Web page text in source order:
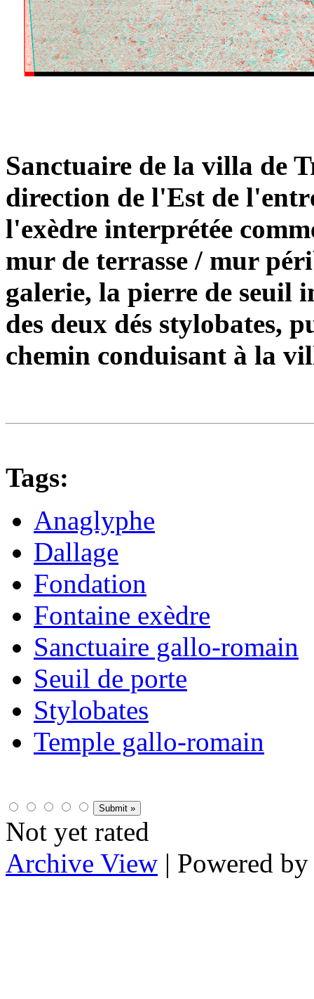
Sanctuaire de la villa de
direction de l'Est de
l'exèdre interprétée
mur de terrasse / mur
galerie, la pierre de seuil
des deux dés stylobates,
chemin conduisant à la
Tags:
Anaglyphe
Dallage
Fondation
Fontaine exèdre
Sanctuaire gallo-romain
Seuil de porte
Stylobates
Temple gallo-romain
Not yet rated
Archive View | Powered